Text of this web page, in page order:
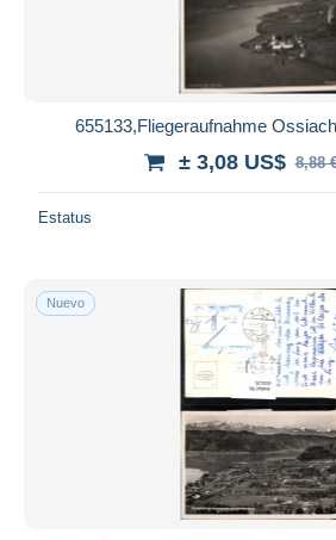
655133,Fliegeraufnahme
± 3,08 US$ 8,88
Estatus
Nuevo